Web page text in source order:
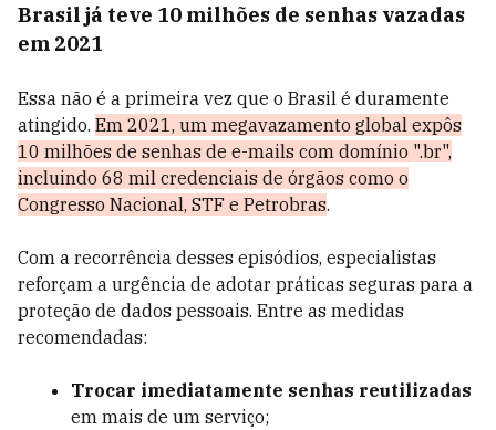
Brasil já teve 10 milhões de senhas vazadas
em 2021
Essa não é a primeira vez que o Brasil é duramente
atingido. Em 2021, um megavazamento global expôs
10 milhões de senhas de e-mails com domínio ".br",
incluindo 68 mil credenciais de órgãos como o
Congresso Nacional, STF e Petrobras.
Com a recorrência desses episódios, especialistas
reforçam a urgência de adotar práticas seguras para a
proteção de dados pessoais. Entre as medidas
recomendadas:
Trocar imediatamente senhas reutilizadas
em mais de um serviço;